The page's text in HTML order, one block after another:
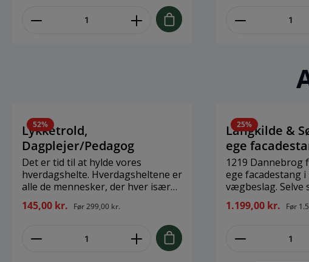
Materiale: Søgræs, plast
(Naturmateriale, variationer og
Materiale:
52%
Lykketrold,
Dagplejer/Pedagog
Det er tid til at hylde vores
hverdagshelte. Hverdagsheltene er
alle de mennesker, der hver især
gør en kæmpe indsats i vores
dagligdag.Denne kollektion af
men er samtidig fyldt med
produkter der passer perfekt som
145,00 kr. Før299,00 kr.
25%
Langkilde &
ege
1219 Dannebrog
ege facadestang i
vægbeslag. Selve
cm. Leveres
Dannebrogsflag
privat eller til
eksempelvis din
kunderne kan
1.199,00 kr. Før